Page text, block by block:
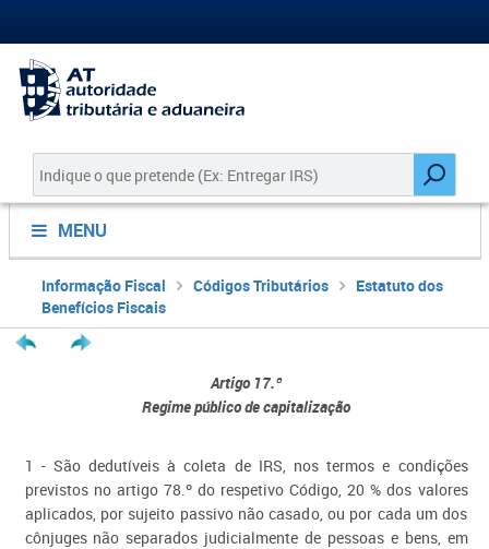
MENU
Informação Fiscal Códigos Tributários
Estatuto dos
Benefícios Fiscais
Artigo 17.º
Regime público de capitalização
1 - São dedutíveis à coleta de IRS, nos termos e condições
previstos no artigo 78.º do respetivo Código, 20 % dos valores
aplicados, por sujeito passivo não casado, ou por cada um dos
cônjuges não separados judicialmente de pessoas e bens, em